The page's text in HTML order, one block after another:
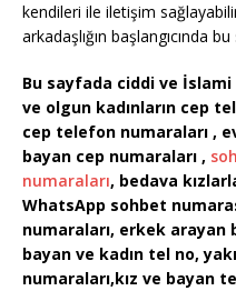
kendileri ile iletişim
arkadaşlığın başlangıcında
Bu sayfada ciddi ve
ve olgun kadınların cep
cep telefon numaraları ,
bayan cep numaraları ,
numaraları, bedava
WhatsApp sohbet
numaraları, erkek arayan
bayan ve kadın tel no,
numaraları,kız ve bayan